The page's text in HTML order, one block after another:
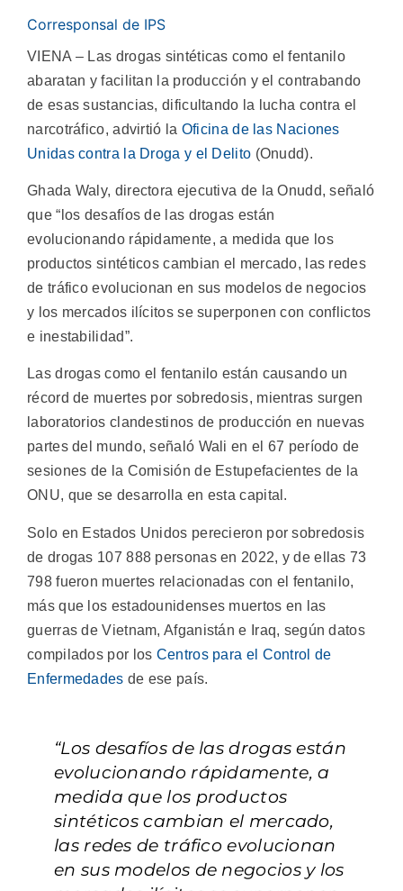
Corresponsal de IPS
VIENA – Las drogas sintéticas como el fentanilo
abaratan y facilitan la producción y el contrabando
de esas sustancias, dificultando la lucha contra el
narcotráfico, advirtió la Oficina de las Naciones
Unidas contra la Droga y el Delito (Onudd).
Ghada Waly, directora ejecutiva de la Onudd, señaló
que “los desafíos de las drogas están
evolucionando rápidamente, a medida que los
productos sintéticos cambian el mercado, las redes
de tráfico evolucionan en sus modelos de negocios
y los mercados ilícitos se superponen con conflictos
e inestabilidad”.
Las drogas como el fentanilo están causando un
récord de muertes por sobredosis, mientras surgen
laboratorios clandestinos de producción en nuevas
partes del mundo, señaló Wali en el 67 período de
sesiones de la Comisión de Estupefacientes de la
ONU, que se desarrolla en esta capital.
Solo en Estados Unidos perecieron por sobredosis
de drogas 107 888 personas en 2022, y de ellas 73
798 fueron muertes relacionadas con el fentanilo,
más que los estadounidenses muertos en las
guerras de Vietnam, Afganistán e Iraq, según datos
compilados por los Centros para el Control de
Enfermedades de ese país.
“Los desafíos de las drogas están
evolucionando rápidamente, a
medida que los productos
sintéticos cambian el mercado,
las redes de tráfico evolucionan
en sus modelos de negocios y los